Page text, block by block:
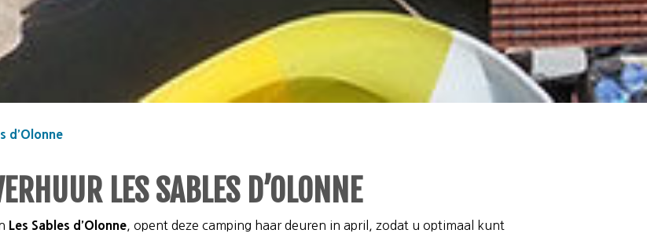
d’Olonne
LES SABLES D’OLONNE
Les Sables d’Olonne , opent deze camping haar deuren in april, zodat u optimaal kunt